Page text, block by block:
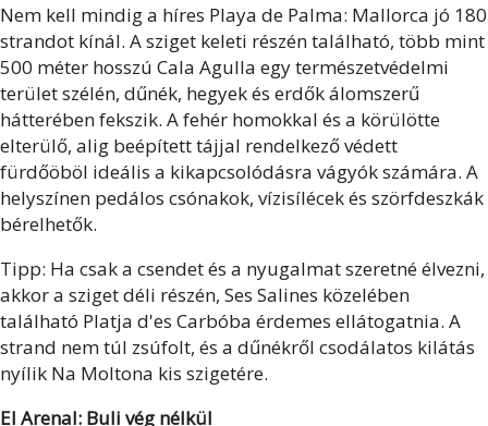
Nem kell mindig a híres Playa de Palma: Mallorca jó 180
strandot kínál. A sziget keleti részén található, több mint
500 méter hosszú Cala Agulla egy természetvédelmi
terület szélén, dűnék, hegyek és erdők álomszerű
hátterében fekszik. A fehér homokkal és a körülötte
elterülő, alig beépített tájjal rendelkező védett
fürdőöböl ideális a kikapcsolódásra vágyók számára. A
helyszínen pedálos csónakok, vízisílécek és szörfdeszkák
bérelhetők.
Tipp: Ha csak a csendet és a nyugalmat szeretné élvezni,
akkor a sziget déli részén, Ses Salines közelében
található Platja d'es Carbóba érdemes ellátogatnia. A
strand nem túl zsúfolt, és a dűnékről csodálatos kilátás
nyílik Na Moltona kis szigetére.
El Arenal: Buli vég nélkül